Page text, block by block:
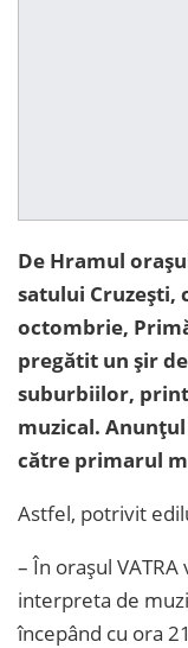
De Hramul
satului Cruzești,
octombrie,
pregătit un șir
suburbiilor,
muzical.
către primarul
Astfel, potrivit
–În orașul
interpreta de
începând cu ora